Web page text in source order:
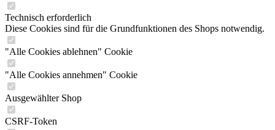
Technisch erforderlich
Diese Cookies sind für die Grundfunktionen des Shops notwendig.
"Alle Cookies ablehnen" Cookie
"Alle Cookies annehmen" Cookie
Ausgewählter Shop
CSRF-Token